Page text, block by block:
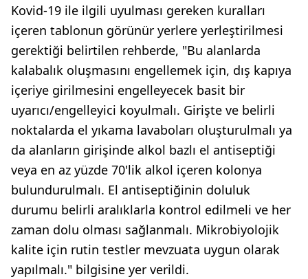
Kovid-19 ile ilgili uyulması gereken kuralları
içeren tablonun görünür yerlere yerleştirilmesi
gerektiği belirtilen rehberde, "Bu alanlarda
kalabalık oluşmasını engellemek için, dış kapıya
içeriye girilmesini engelleyecek basit bir
uyarıcı/engelleyici koyulmalı. Girişte ve belirli
noktalarda el yıkama lavaboları oluşturulmalı ya
da alanların girişinde alkol bazlı el antiseptiği
veya en az yüzde 70'lik alkol içeren kolonya
bulundurulmalı. El antiseptiğinin doluluk
durumu belirli aralıklarla kontrol edilmeli ve her
zaman dolu olması sağlanmalı. Mikrobiyolojik
kalite için rutin testler mevzuata uygun olarak
yapılmalı." bilgisine yer verildi.